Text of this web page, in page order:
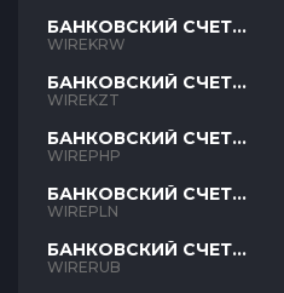
БАНКОВСКИЙ СЧЕТ
KRW
WIREKRW
БАНКОВСКИЙ СЧЕТ
KZT
WIREKZT
БАНКОВСКИЙ СЧЕТ
PHP
WIREPHP
БАНКОВСКИЙ СЧЕТ
PLN
WIREPLN
БАНКОВСКИЙ СЧЕТ
RUB
WIRERUB